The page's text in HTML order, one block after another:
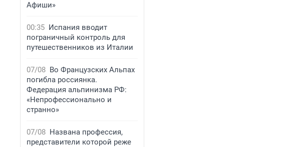
Афиши»
00:35 Испания вводит
пограничный контроль для
путешественников из Италии
07/08 Во Французских Альпах
погибла россиянка.
Федерация альпинизма РФ:
«Непрофессионально и
странно»
07/08 Названа профессия,
представители которой реже